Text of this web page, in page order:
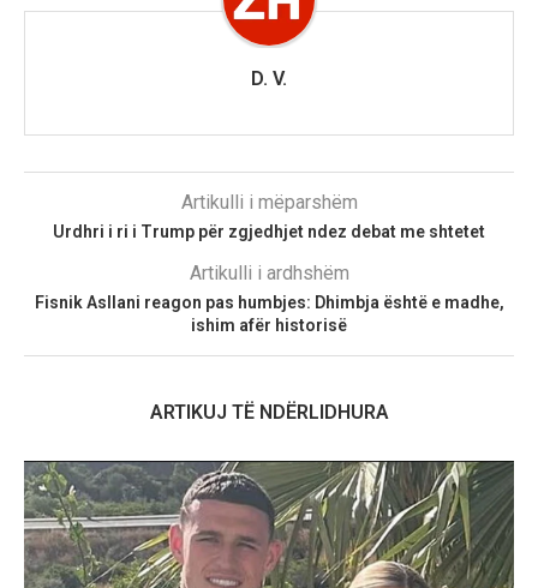
D. V.
Artikulli i mëparshëm
Urdhri i ri i Trump për zgjedhjet ndez debat me shtetet
Artikulli i ardhshëm
Fisnik Asllani reagon pas humbjes: Dhimbja është e madhe,
ishim afër historisë
ARTIKUJ TË NDËRLIDHURA